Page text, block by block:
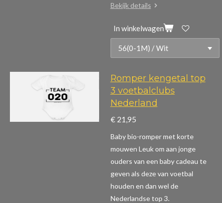
Bekijk details
In winkelwagen
Romper kengetal top
3 voetbalclubs
Nederland
€ 21,95
Baby bio-romper met korte
mouwen Leuk om aan jonge
ouders van een baby cadeau te
geven als deze van voetbal
houden en dan wel de
Nederlandse top 3.